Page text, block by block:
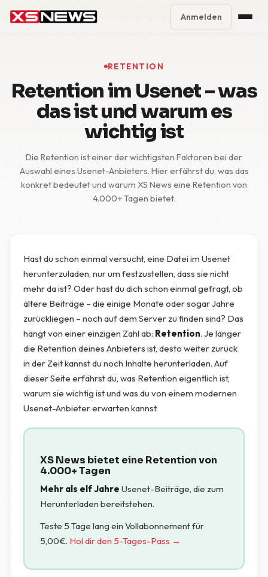
Block Accounts
Support
FAQ
Anmelden
RETENTION
Retention im Usenet – was
das ist und warum es
wichtig ist
Die Retention ist einer der wichtigsten Faktoren bei der
Auswahl eines Usenet-Anbieters. Hier erfährst du, was das
konkret bedeutet und warum XS News eine Retention von
4.000+ Tagen bietet.
Hast du schon einmal versucht, eine Datei im Usenet
herunterzuladen, nur um festzustellen, dass sie nicht
mehr da ist? Oder hast du dich schon einmal gefragt, ob
ältere Beiträge – die einige Monate oder sogar Jahre
zurückliegen – noch auf dem Server zu finden sind? Das
hängt von einer einzigen Zahl ab: Retention. Je länger
die Retention deines Anbieters ist, desto weiter zurück
in der Zeit kannst du noch Inhalte herunterladen. Auf
dieser Seite erfährst du, was Retention eigentlich ist,
warum sie wichtig ist und was du von einem modernen
Usenet-Anbieter erwarten kannst.
XS News bietet eine Retention von
4.000+ Tagen
Mehr als elf Jahre Usenet-Beiträge, die zum
Herunterladen bereitstehen.
Teste 5 Tage lang ein Vollabonnement für
5,00€. Hol dir den 5-Tages-Pass →